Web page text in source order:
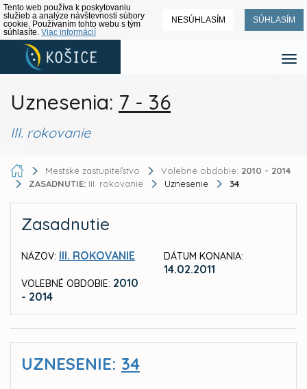
Tento web používa k poskytovaniu
služieb a analýze návštevnosti súbory
cookie. Používaním tohto webu s tým
súhlasíte. Viac informácií
NESÚHLASÍM SÚHLASÍM
Uznesenia: 7 - 36
III. rokovanie
Mestské zastupiteľstvo Volebné obdobie: 2010 - 2014
ZASADNUTIE: III. rokovanie Uznesenie 34
Zasadnutie
NÁZOV: III. ROKOVANIE
VOLEBNÉ OBDOBIE: 2010
- 2014
DÁTUM KONANIA:
14.02.2011
UZNESENIE: 34